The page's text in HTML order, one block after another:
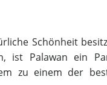
Schönheit
ist Palawan ein
zu einem der